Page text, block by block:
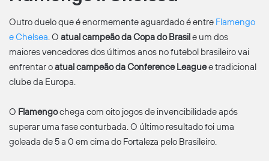
Outro duelo que é enormemente aguardado é entre Flamengo
e Chelsea. O atual campeão da Copa do Brasile um dos
maiores vencedores dos últimos anos no futebol brasileiro vai
enfrentar oatual campeão da Conference Leaguee tradicional
clube da Europa.
O Flamengochega com oito jogos de invencibilidade após
superar uma fase conturbada. O último resultado foi uma
goleada de 5 a 0 em cima do Fortaleza pelo Brasileiro.